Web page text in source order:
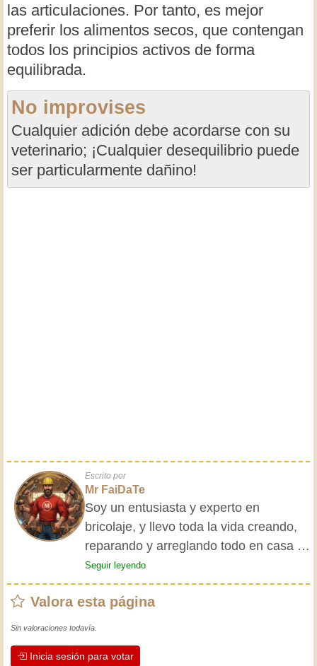
las articulaciones. Por tanto, es mejor
preferir los alimentos secos, que contengan
todos los principios activos de forma
equilibrada.
No improvises
Cualquier adición debe acordarse con su
veterinario; ¡Cualquier desequilibrio puede
ser particularmente dañino!
Escrito por
Mr FaiDaTe
Soy un entusiasta y experto en
bricolaje, y llevo toda la vida creando,
reparando y arreglando todo en casa y
para mis amigos. Mis abuelos me
enseñaron lo básico desde pequeño, y
desde entonces he adquirido una vasta
experiencia. ¡La experiencia enseña! Te
apreciar la dedicación que los
Seguir leyendo
Valora esta página
Sin valoraciones todavía.
Inicia sesión para votar